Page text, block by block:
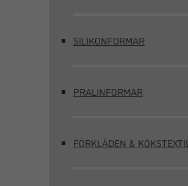
SILIKONFORMAR
PRALINFORMAR
FÖRKLÄDEN & KÖKSTEXTIL